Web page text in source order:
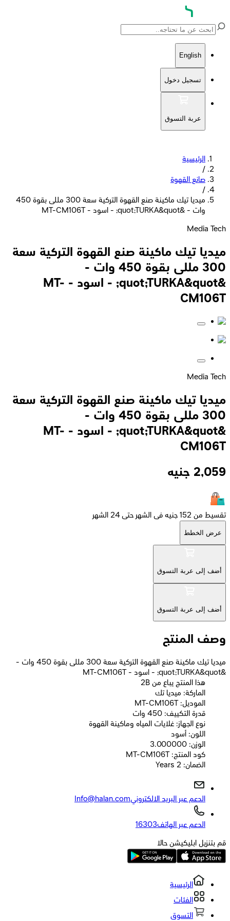
English
تسجيل دخول
عربة التسوق
الرئيسية
/
صانع القهوة
/
ميديا تيك ماكينة صنع القهوة التركية سعة 300 مللى بقوة 450
وات - &quot;TURKA&quot; - اسود - MT-CM106T
Media Tech
ميديا تيك ماكينة صنع القهوة التركية سعة
300 مللى بقوة 450 وات -
&quot;TURKA&quot; - اسود - MT-
CM106T
Media Tech
ميديا تيك ماكينة صنع القهوة التركية سعة
300 مللى بقوة 450 وات -
&quot;TURKA&quot; - اسود - MT-
CM106T
2,059 جنيه
تقسيط من 152 جنيه فى الشهر حتى 24 الشهر
عرض الخطط
أضف إلى عربة التسوق
أضف إلى عربة التسوق
وصف المنتج
ميديا تيك ماكينة صنع القهوة التركية سعة 300 مللى بقوة 450 وات -
&quot;TURKA&quot; - اسود - MT-CM106T
2B هذا المنتج يباع من
الماركة: ميديا تك
الموديل: MT-CM106T
قدرة التكييف: 450 وات
نوع الجهاز: غلايات المياه وماكينة القهوة
اللون: أسود
الوزن: 3.000000
كود المنتج: MT-CM106T
الضمان: 2 Years
الدعم عبر البريد الالكترونيInfo@halan.com
الدعم عبر الهاتف16303
قم بتنزيل ابليكيشن حالا
الرئيسية
الفئات
التسوق